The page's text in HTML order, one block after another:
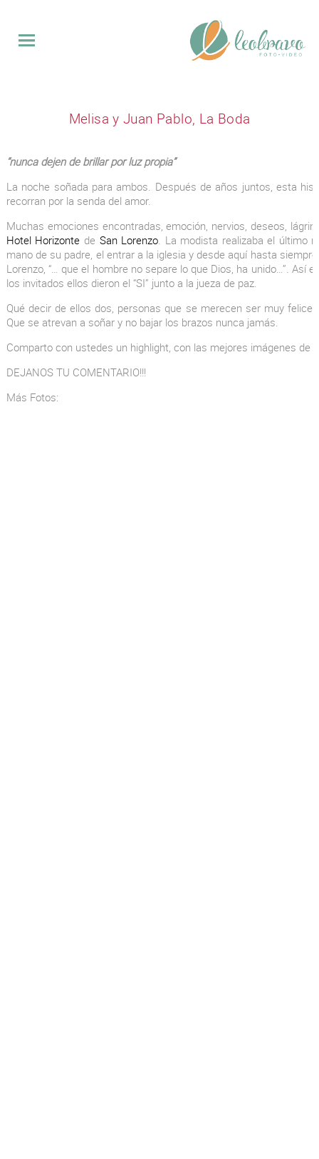
VIDEO
SOBRE
MI
CONTACTO
Melisa y Juan Pablo, La Boda
“nunca dejen de brillar por luz propia”
La noche soñada para ambos. Después de años juntos, esta
recorran por la senda del amor.
Muchas emociones encontradas, emoción, nervios, deseos,
Hotel Horizonte de San Lorenzo. La modista realizaba el último
mano de su padre, el entrar a la iglesia y desde aquí hasta
Lorenzo, “… que el hombre no separe lo que Dios, ha unido…”.
los invitados ellos dieron el “SI” junto a la jueza de paz.
Qué decir de ellos dos, personas que se merecen ser muy
Que se atrevan a soñar y no bajar los brazos nunca jamás.
Comparto con ustedes un highlight, con las mejores imágenes de
DEJANOS TU COMENTARIO!!!
Más Fotos: